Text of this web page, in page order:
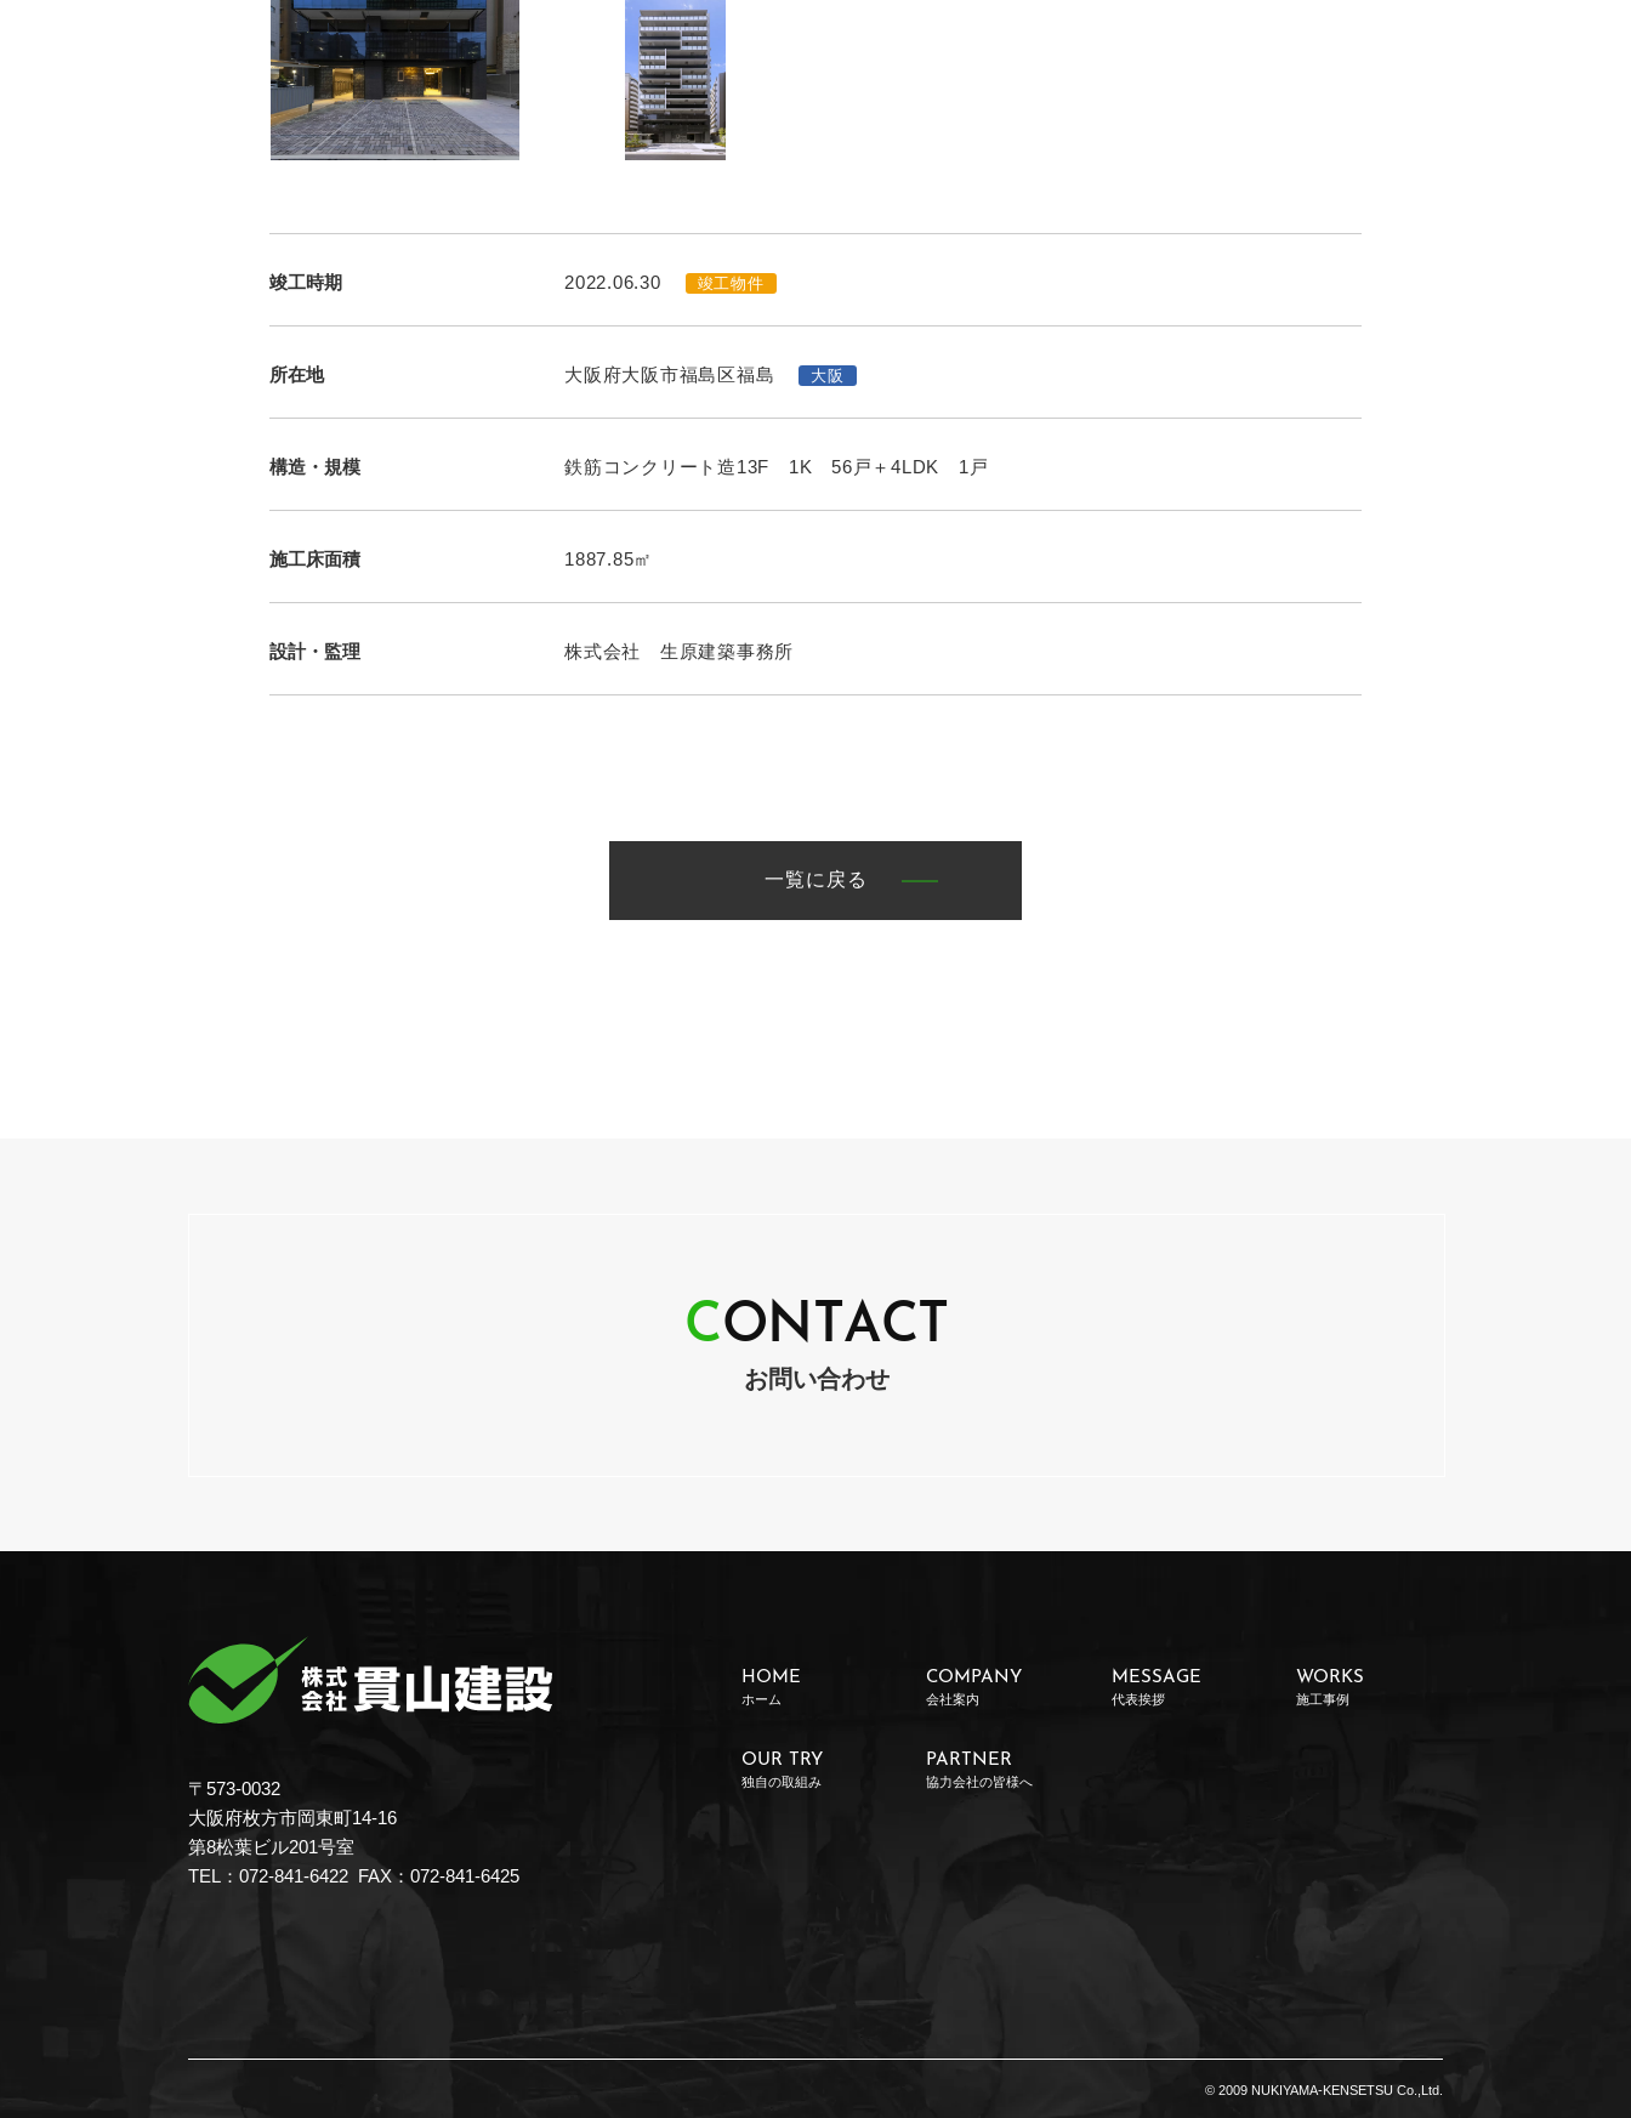
竣工時期 2022.06.30 竣工物件
所在地 大阪府大阪市福島区福島 大阪
構造・規模 鉄筋コンクリート造13F 1K 56戸＋4LDK 1戸
施工床面積 1887.85㎡
設計・監理 株式会社 生原建築事務所
一覧に戻る
CON T AC T
お問い合わせ
〒573-0032
大阪府枚方市岡東町14-16
第8松葉ビル201号室
TEL：072-841-6422 FAX：072-841-6425
HOME
ホーム
COMPANY
会社案内
MESSAGE
代表挨拶
WORKS
施工事例
OUR TRY
独自の取組み
PARTNER
協力会社の皆様へ
© 2009 NUKIYAMA-KENSETSU Co.,Ltd.